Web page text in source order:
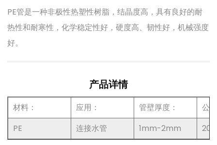
PE管是一种非极性热塑性树脂，结晶度高，具有良好的耐
热性和耐寒性，化学稳定性好，硬度高、韧性好，机械强度
好。
产品详情
材料： 应用： 管壁厚度：
公
PE
连接水管 1mm-2mm